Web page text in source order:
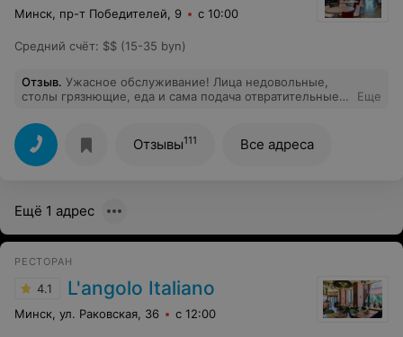
Минск, пр-т Победителей, 9 с 10:00
Средний счёт: $$ (15-35 byn)
Отзыв. Ужасное обслуживание! Лица недовольные,
столы грязнющие, еда и сама подача отвратительные!
насыпали в тарелку всего, что было под рукой!
Еще
Отзывы111 Все адреса
Ещё 1 адрес
РЕСТОРАН
4.1 L'angolo Italiano
Минск, ул. Раковская, 36 с 12:00